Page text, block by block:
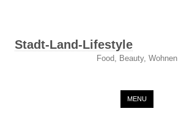
Stadt-Land-Lifestyle
Food, Beauty, Wohnen
MENU